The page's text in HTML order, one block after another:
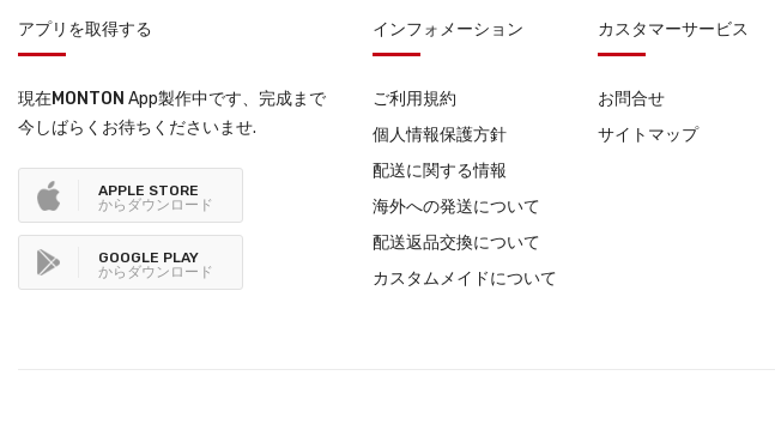
アプリを取得する
現在MONTON App製作中です、完成まで
今しばらくお待ちくださいませ.
APPLE STORE
からダウンロード
GOOGLE PLAY
からダウンロード
インフォメーション
ご利用規約
個人情報保護方針
配送に関する情報
海外への発送について
配送返品交換について
カスタムメイドについて
カスタマーサービス
お問合せ
サイトマップ